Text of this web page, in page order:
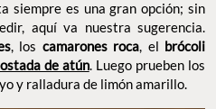
siempre es una gran opción; sin
aquí va nuestra sugerencia.
, los camarones roca, el brócoli
de atún. Luego prueben los
y ralladura de limón amarillo.